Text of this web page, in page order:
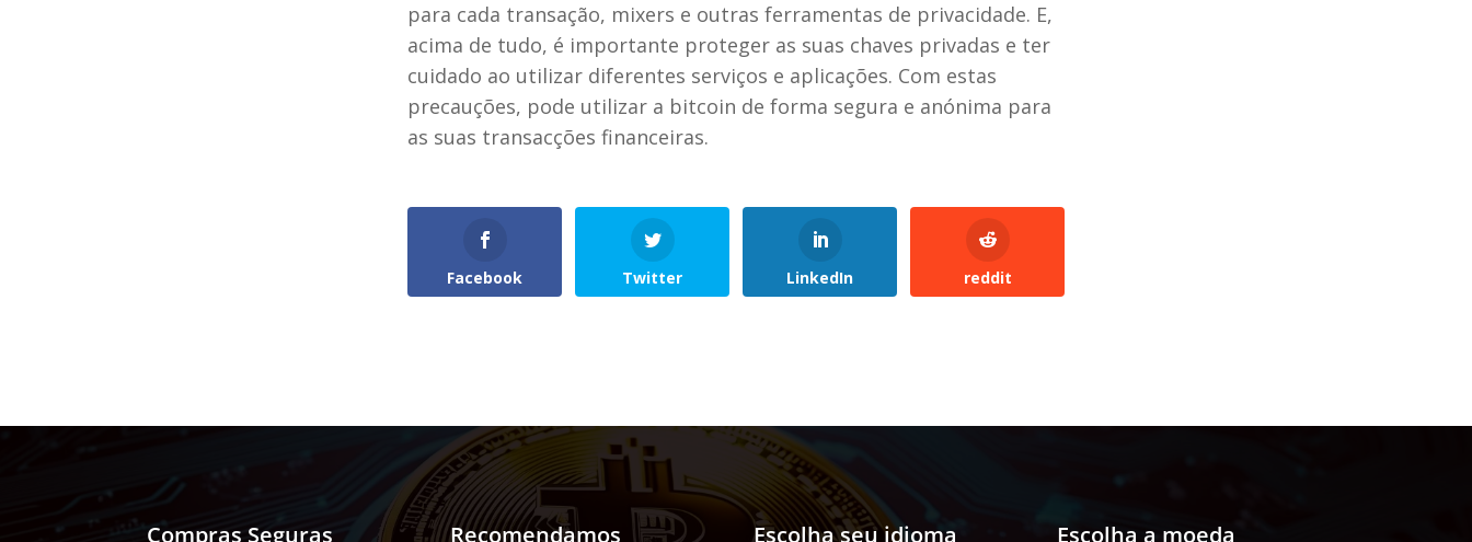
para cada transação, mixers e outras ferramentas de privacidade. E,
acima de tudo, é importante proteger as suas chaves privadas e ter
cuidado ao utilizar diferentes serviços e aplicações. Com estas
precauções, pode utilizar a bitcoin de forma segura e anónima para
as suas transacções financeiras.
Facebook Twitter LinkedIn reddit
Compras Seguras Recomendamos Escolha seu idioma Escolha a moeda